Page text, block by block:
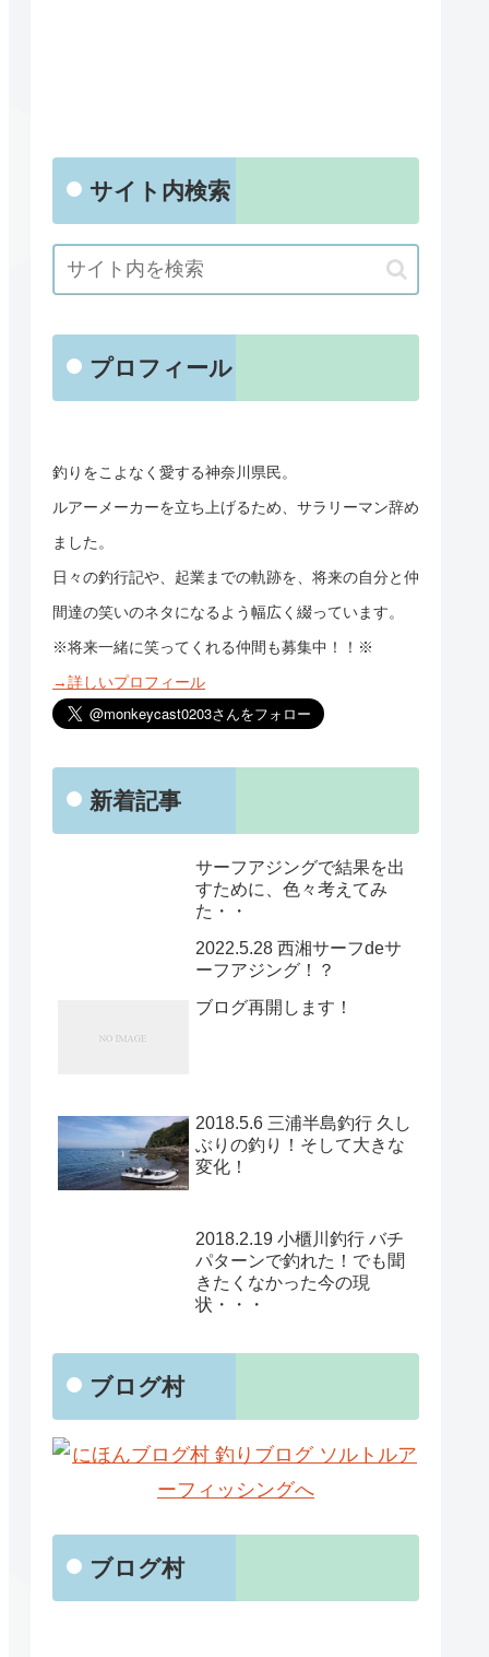
サイト内検索
プロフィール
釣りをこよなく愛する神奈川県民。
ルアーメーカーを立ち上げるため、サラリーマン辞め
ました。
日々の釣行記や、起業までの軌跡を、将来の自分と仲
間達の笑いのネタになるよう幅広く綴っています。
※将来一緒に笑ってくれる仲間も募集中！！※
→詳しいプロフィール
新着記事
サーフアジングで結果を出
すために、色々考えてみ
た・・
2022.5.28 西湘サーフdeサ
ーフアジング！？
ブログ再開します！
2018.5.6 三浦半島釣行 久し
ぶりの釣り！そして大きな
変化！
2018.2.19 小櫃川釣行 バチ
パターンで釣れた！でも聞
きたくなかった今の現
状・・・
ブログ村
ブログ村